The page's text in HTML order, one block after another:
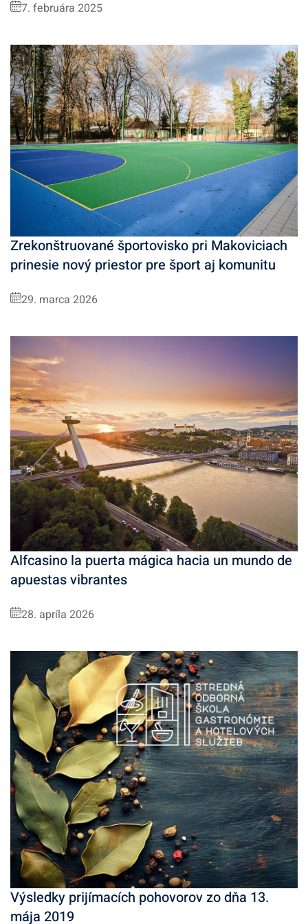
7. februára 2025
Zrekonštruované športovisko pri Makoviciach
prinesie nový priestor pre šport aj komunitu
29. marca 2026
Alfcasino la puerta mágica hacia un mundo de
apuestas vibrantes
28. apríla 2026
Výsledky prijímacích pohovorov zo dňa 13.
mája 2019